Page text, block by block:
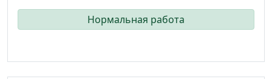
Нормальная работа